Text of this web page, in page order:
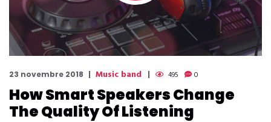
23 novembre 2018 Music band 495 0
How Smart Speakers Change
The Quality Of Listening